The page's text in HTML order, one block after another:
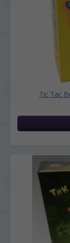
Tic Tac
LIMBA SITE-
În ce limbă ați
Vă vom deranja
vă vom
puteți oricând să
Если вы хотите
то это можно
верхнем